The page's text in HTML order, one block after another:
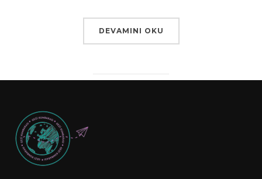
DEVAMINI OKU